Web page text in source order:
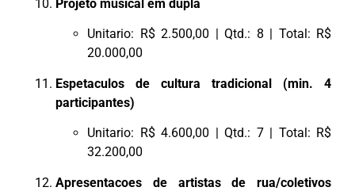
Projeto musical em dupla
Unitario: R$ 2.500,00 | Qtd.: 8 | Total: R$
20.000,00
Espetaculos de cultura tradicional (min. 4
participantes)
Unitario: R$ 4.600,00 | Qtd.: 7 | Total: R$
32.200,00
Apresentacoes de artistas de rua/coletivos